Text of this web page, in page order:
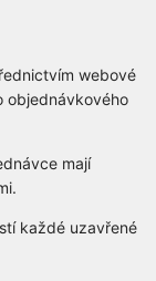
webové
objednávkového
mají
každé uzavřené